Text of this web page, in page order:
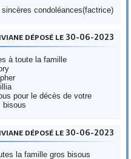
condoléances(factrice)
déposé le 30-06-2023
à toute la famille
pour le décès de votre
bisous
déposé le 30-06-2023
la famille gros bisous